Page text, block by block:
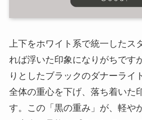
上下をホワイト系で統一したス
れば浮いた印象になりがちです
りとしたブラックのダナーライ
全体の重心を下げ、落ち着いた
す。この「黒の重み」が、軽や